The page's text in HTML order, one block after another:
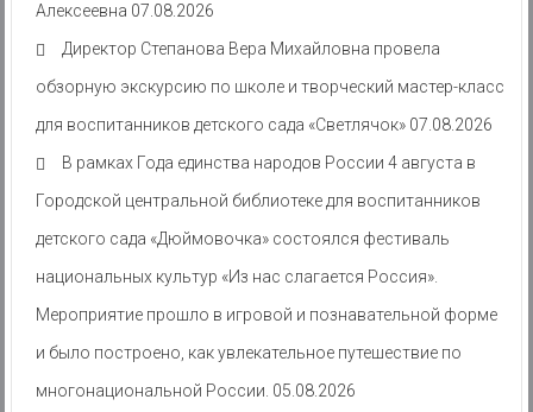
Алексеевна 07.08.2026
Директор Степанова Вера Михайловна провела
обзорную экскурсию по школе и творческий мастер-класс
для воспитанников детского сада «Светлячок» 07.08.2026
В рамках Года единства народов России 4 августа в
Городской центральной библиотеке для воспитанников
детского сада «Дюймовочка» состоялся фестиваль
национальных культур «Из нас слагается Россия».
Мероприятие прошло в игровой и познавательной форме
и было построено, как увлекательное путешествие по
многонациональной России. 05.08.2026